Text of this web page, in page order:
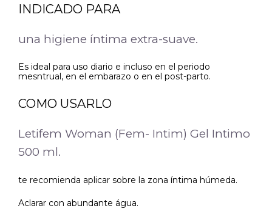
INDICADO PARA
una higiene íntima extra-suave.
Es ideal para uso diario e incluso en el periodo
mesntrual, en el embarazo o en el post-parto.
COMO USARLO
Letifem Woman (Fem- Intim) Gel Intimo
500 ml.
te recomienda aplicar sobre la zona íntima húmeda.
Aclarar con abundante água.